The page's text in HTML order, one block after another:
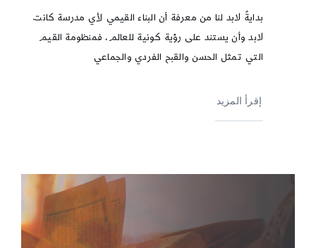
بدايةً لابد لنا من معرفة أن البناء القيمي لأي مدرسة كانت
لابد وأن يستند على رؤية كونية للعالم، فمنظومة القيم
التي تمثل الحسن والقبح الفردي والجماعي
إقرأ المزيد